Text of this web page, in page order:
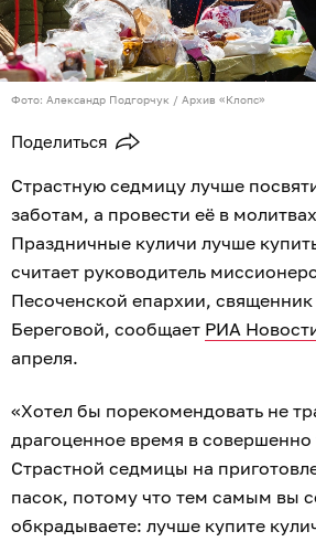
Фото: Александр Подгорчук / Архив «Клопс»
Поделиться
Страстную седмицу лучше
заботам, а провести её в
Праздничные куличи лучше
считает руководитель
Песоченской епархии,
Береговой, сообщает РИА
апреля.
«Хотел бы порекомендовать не
драгоценное время в
Страстной седмицы на
пасок, потому что тем самым вы
обкрадываете: лучше купите